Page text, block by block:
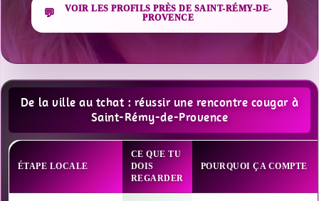
VOIR LES PROFILS PRÈS DE SAINT-RÉMY-DE-
PROVENCE
De la ville au tchat : réussir une rencontre cougar à
Saint-Rémy-de-Provence
ÉTAPE LOCALE
CE QUE TU
DOIS
REGARDER
POURQUOI ÇA COMPTE